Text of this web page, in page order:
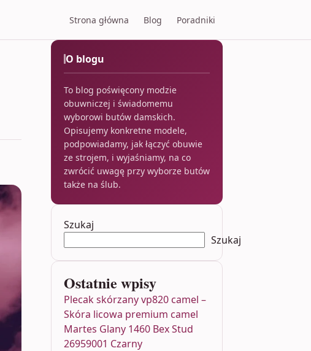
Strona główna Blog Poradniki
O blogu
To blog poświęcony modzie
obuwniczej i świadomemu
wyborowi butów damskich.
Opisujemy konkretne modele,
podpowiadamy, jak łączyć obuwie
ze strojem, i wyjaśniamy, na co
zwrócić uwagę przy wyborze butów
także na ślub.
Szukaj
Szukaj
Ostatnie wpisy
Plecak skórzany vp820 camel –
Skóra licowa premium camel
Martes Glany 1460 Bex Stud
26959001 Czarny